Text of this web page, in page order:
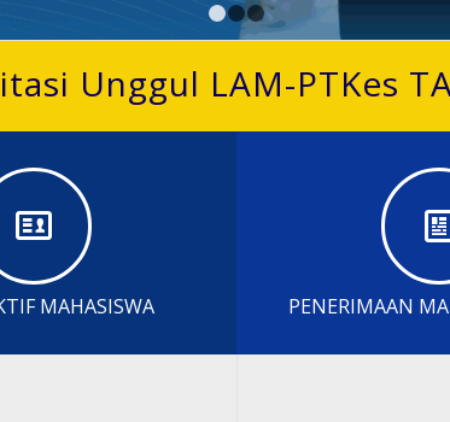
1
Unggul LAM-PTKes
MAHASISWA PENERIMAAN